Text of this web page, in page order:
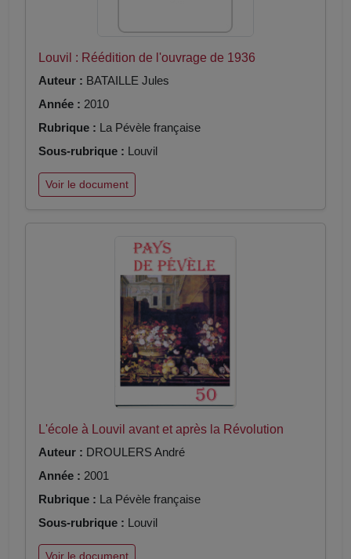
Louvil : Réédition de l'ouvrage de 1936
Auteur : BATAILLE Jules
Année : 2010
Rubrique : La Pévèle française
Sous-rubrique : Louvil
Voir le document
L'école à Louvil avant et après la Révolution
Auteur : DROULERS André
Année : 2001
Rubrique : La Pévèle française
Sous-rubrique : Louvil
Voir le document